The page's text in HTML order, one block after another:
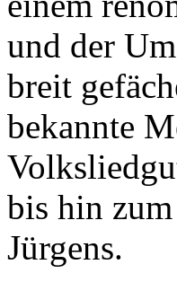
und der
breit
bekannte
bis hin
Jürgens.